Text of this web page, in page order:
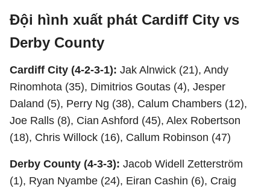
Đội hình xuất phát Cardiff City vs
Derby County
Cardiff City (4-2-3-1): Jak Alnwick (21), Andy
Rinomhota (35), Dimitrios Goutas (4), Jesper
Daland (5), Perry Ng (38), Calum Chambers (12),
Joe Ralls (8), Cian Ashford (45), Alex Robertson
(18), Chris Willock (16), Callum Robinson (47)
Derby County (4-3-3): Jacob Widell Zetterström
(1), Ryan Nyambe (24), Eiran Cashin (6), Craig